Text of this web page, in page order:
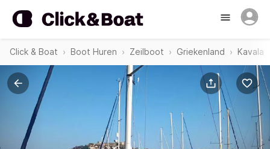
Click & Boat Boot Huren Zeilboot Griekenland Kavala